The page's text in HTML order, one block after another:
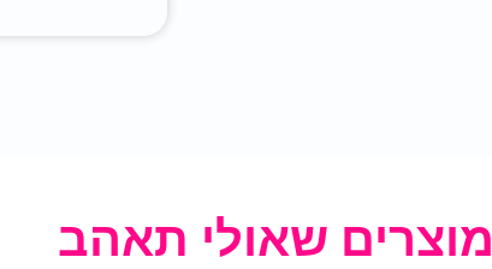
מוצרים שאולי תאהב